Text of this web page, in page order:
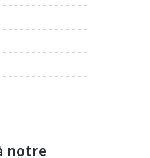
notre